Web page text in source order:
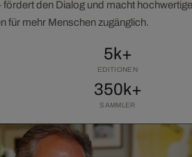
fördert den Dialog und macht hochwertige
für mehr Menschen zugänglich.
5k+
EDITIONEN
350k+
SAMMLER